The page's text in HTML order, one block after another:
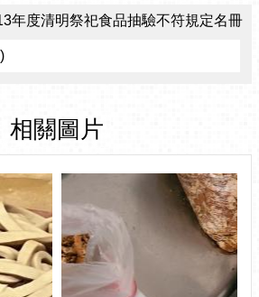
年度清明祭祀食品抽驗不符規定名冊
相關圖片